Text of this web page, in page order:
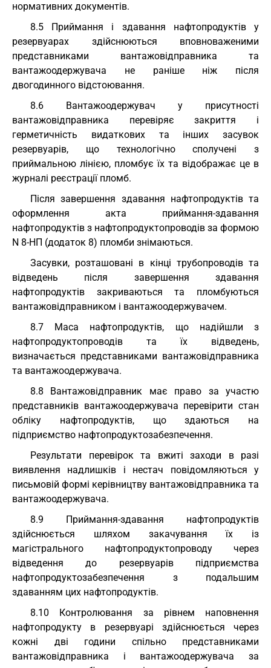
нормативних документів.
8.5 Приймання і здавання нафтопродуктів у
резервуарах здійснюються вповноваженими
представниками вантажовідправника та
вантажоодержувача не раніше ніж після
двогодинного відстоювання.
8.6 Вантажоодержувач у присутності
вантажовідправника перевіряє закриття і
герметичність видаткових та інших засувок
резервуарів, що технологічно сполучені з
приймальною лінією, пломбує їх та відображає це в
журналі реєстрації пломб.
Після завершення здавання нафтопродуктів та
оформлення акта приймання-здавання
нафтопродуктів з нафтопродуктопроводів за формою
N 8-НП (додаток 8) пломби знімаються.
Засувки, розташовані в кінці трубопроводів та
відведень після завершення здавання
нафтопродуктів закриваються та пломбуються
вантажовідправником і вантажоодержувачем.
8.7 Маса нафтопродуктів, що надійшли з
нафтопродуктопроводів та їх відведень,
визначається представниками вантажовідправника
та вантажоодержувача.
8.8 Вантажовідправник має право за участю
представників вантажоодержувача перевірити стан
обліку нафтопродуктів, що здаються на
підприємство нафтопродуктозабезпечення.
Результати перевірок та вжиті заходи в разі
виявлення надлишків і нестач повідомляються у
письмовій формі керівництву вантажовідправника та
вантажоодержувача.
8.9 Приймання-здавання нафтопродуктів
здійснюється шляхом закачування їх із
магістрального нафтопродуктопроводу через
відведення до резервуарів підприємства
нафтопродуктозабезпечення з подальшим
здаванням цих нафтопродуктів.
8.10 Контролювання за рівнем наповнення
нафтопродукту в резервуарі здійснюється через
кожні дві години спільно представниками
вантажовідправника і вантажоодержувача за